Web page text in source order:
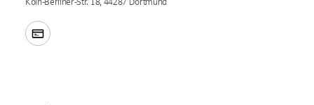
Köln-Berliner-Str. 18, 44287 Dortmund